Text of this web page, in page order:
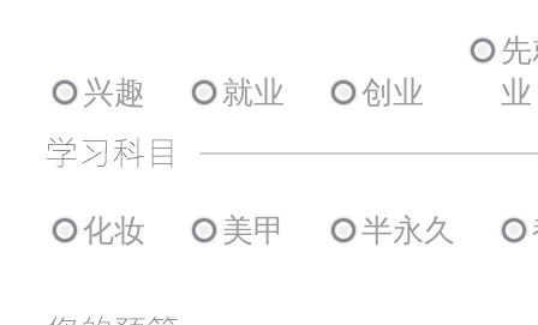
兴趣 就业 创业
业
化妆 美甲 半永久